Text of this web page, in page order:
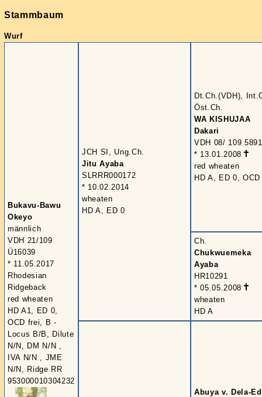
Stammbaum
Wurf
Bukavu-Bawu
Okeyo
männlich
VDH 21/109
Ü16039
* 11.05.2017
Rhodesian
Ridgeback
red wheaten
HD A1, ED 0,
OCD frei, B -
Locus B/B, Dilute
N/N, DM N/N ,
IVA N/N , JME
N/N, Ridge RR
953000010304232
JCH SI, Ung.Ch.
Jitu Ayaba
SLRRR000172
* 10.02.2014
wheaten
HD A, ED 0
Dt.Ch.(VDH),
Öst.Ch.
WA KISHUJAA
Dakari
VDH 08/ 109 5891
* 13.01.2008
red wheaten
HD A, ED 0,
Ch.
Chukwuemeka
Ayaba
HR10291
* 05.05.2008
wheaten
HD A
Abuya v. Dela-